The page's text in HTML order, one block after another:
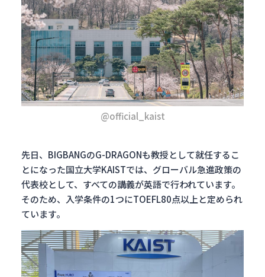
@official_kaist
先日、BIGBANGのG-DRAGONも教授として就任するこ
とになった国立大学KAISTでは、グローバル急進政策の
代表校として、すべての講義が英語で行われています。
そのため、入学条件の1つにTOEFL80点以上と定められ
ています。